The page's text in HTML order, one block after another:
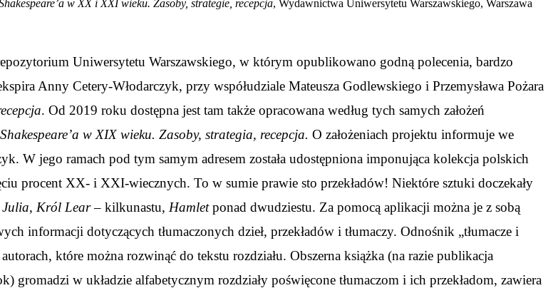
w XX i XXI wieku. Zasoby, strategie, recepcja, Wydawnictwa Uniwersytetu Warszawskiego, Warszawa
Uniwersytetu Warszawskiego, w którym opublikowano godną polecenia, bardzo
Anny Cetery-Włodarczyk, przy współudziale Mateusza Godlewskiego i Przemysława Pożara
. Od 2019 roku dostępna jest tam także opracowana według tych samych założeń
w XIX wieku. Zasoby, strategia, recepcja. O założeniach projektu informuje we
W jego ramach pod tym samym adresem została udostępniona imponująca kolekcja polskich
procent XX- i XXI-wiecznych. To w sumie prawie sto przekładów! Niektóre sztuki doczekały
, Król Lear – kilkunastu, Hamletponad dwudziestu. Za pomocą aplikacji można je z sobą
informacji dotyczących tłumaczonych dzieł, przekładów i tłumaczy. Odnośnik „tłumacze i
które można rozwinąć do tekstu rozdziału. Obszerna książka (na razie publikacja
w układzie alfabetycznym rozdziały poświęcone tłumaczom i ich przekładom, zawiera